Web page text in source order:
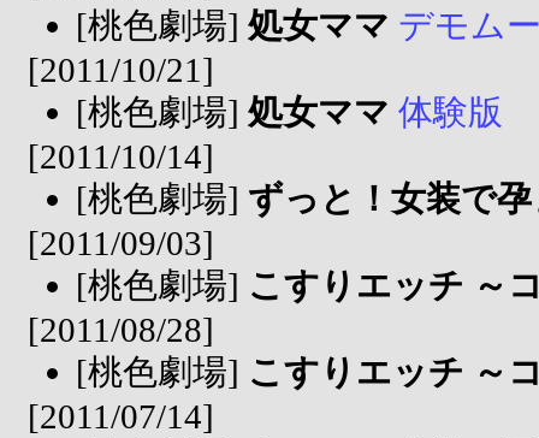
[桃色劇場] 処女ママ デモム
[2011/10/21]
[桃色劇場] 処女ママ 体験版
[2011/10/14]
[桃色劇場] ずっと！女装で
[2011/09/03]
[桃色劇場] こすりエッチ ～
[2011/08/28]
[桃色劇場] こすりエッチ ～
[2011/07/14]